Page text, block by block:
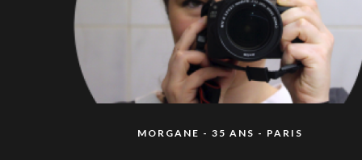
MORGANE - 35 ANS - PARIS